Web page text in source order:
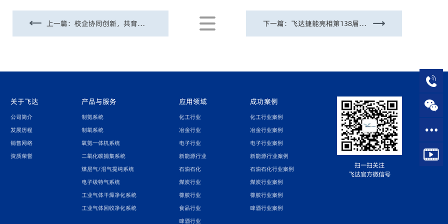
上一篇： 校企协同创新，共育卓越人才：中国矿大（北京）研究生赴飞达捷能开展研发实践 下一篇： 飞达捷能亮相第138届广交会 碳氮联产技术引领工业气体分离革新
关于飞达
公司简介
发展历程
销售网络
资质荣誉
产品与服务
制氮系统
制氧系统
氧氮一体机系统
二氧化碳捕集系统
煤层气/沼气提纯系统
电子级特气系统
工业气体干燥净化系统
工业气体回收净化系统
应用领域
化工行业
冶金行业
电子行业
新能源行业
石油石化
煤炭行业
橡胶行业
食品行业
啤酒行业
成功案例
化工行业案例
冶金行业案例
电子行业案例
新能源行业案例
石油石化行业案例
煤炭行业案例
橡胶行业案例
啤酒行业案例
扫一扫关注
飞达官方微信号